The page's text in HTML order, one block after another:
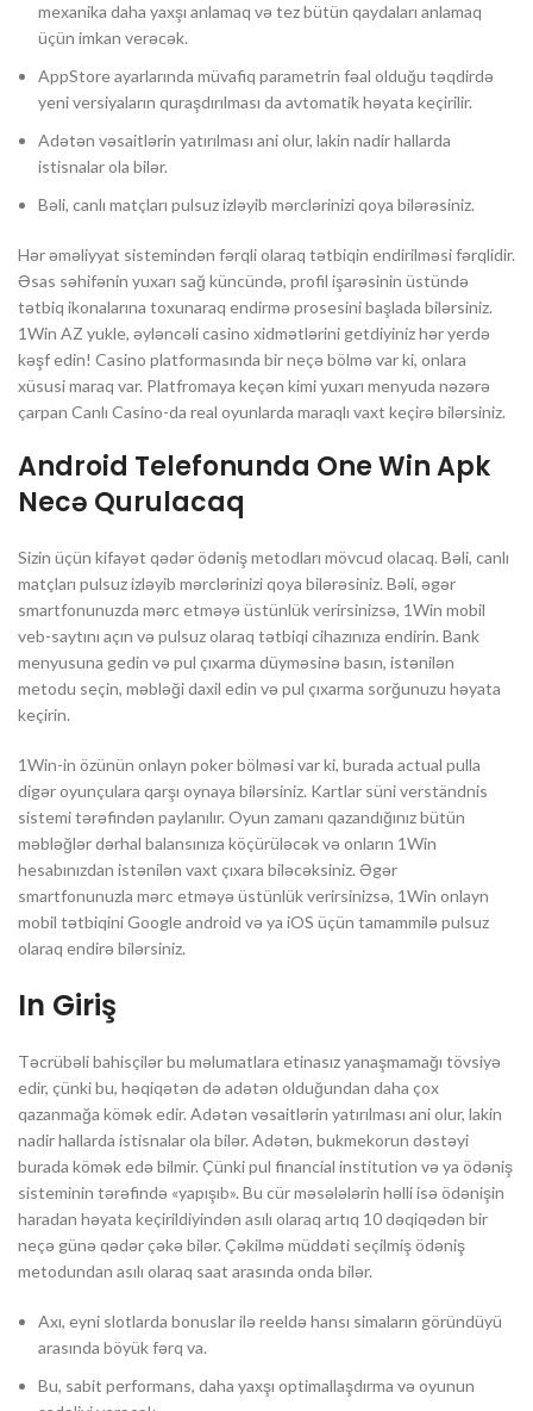
mexanika daha yaxşı anlamaq və tez bütün qaydaları anlamaq
üçün imkan verəcək.
AppStore ayarlarında müvafiq parametrin fəal olduğu təqdirdə
yeni versiyaların quraşdırılması da avtomatik həyata keçirilir.
Adətən vəsaitlərin yatırılması ani olur, lakin nadir hallarda
istisnalar ola bilər.
Bəli, canlı matçları pulsuz izləyib mərclərinizi qoya bilərəsiniz.
Hər əməliyyat sistemindən fərqli olaraq tətbiqin endirilməsi fərqlidir.
Əsas səhifənin yuxarı sağ küncündə, profil işarəsinin üstündə
tətbiq ikonalarına toxunaraq endirmə prosesini başlada bilərsiniz.
1Win AZ yukle, əyləncəli casino xidmətlərini getdiyiniz hər yerdə
kəşf edin! Casino platformasında bir neçə bölmə var ki, onlara
xüsusi maraq var. Platfromaya keçən kimi yuxarı menyuda nəzərə
çarpan Canlı Casino-da real oyunlarda maraqlı vaxt keçirə bilərsiniz.
Android Telefonunda One Win Apk
Necə Qurulacaq
Sizin üçün kifayət qədər ödəniş metodları mövcud olacaq. Bəli, canlı
matçları pulsuz izləyib mərclərinizi qoya bilərəsiniz. Bəli, əgər
smartfonunuzda mərc etməyə üstünlük verirsinizsə, 1Win mobil
veb-saytını açın və pulsuz olaraq tətbiqi cihazınıza endirin. Bank
menyusuna gedin və pul çıxarma düyməsinə basın, istənilən
metodu seçin, məbləği daxil edin və pul çıxarma sorğunuzu həyata
keçirin.
1Win-in özünün onlayn poker bölməsi var ki, burada actual pulla
digər oyunçulara qarşı oynaya bilərsiniz. Kartlar süni verständnis
sistemi tərəfindən paylanılır. Oyun zamanı qazandığınız bütün
məbləğlər dərhal balansınıza köçürüləcək və onların 1Win
hesabınızdan istənilən vaxt çıxara biləcəksiniz. Əgər
smartfonunuzla mərc etməyə üstünlük verirsinizsə, 1Win onlayn
mobil tətbiqini Google android və ya iOS üçün tamammilə pulsuz
olaraq endirə bilərsiniz.
In Giriş
Təcrübəli bahisçilər bu məlumatlara etinasız yanaşmamağı tövsiyə
edir, çünki bu, həqiqətən də adətən olduğundan daha çox
qazanmağa kömək edir. Adətən vəsaitlərin yatırılması ani olur, lakin
nadir hallarda istisnalar ola bilər. Adətən, bukmekorun dəstəyi
burada kömək edə bilmir. Çünki pul financial institution və ya ödəniş
sisteminin tərəfində «yapışıb». Bu cür məsələlərin həlli isə ödənişin
haradan həyata keçirildiyindən asılı olaraq artıq 10 dəqiqədən bir
neçə günə qədər çəkə bilər. Çəkilmə müddəti seçilmiş ödəniş
metodundan asılı olaraq saat arasında onda bilər.
Axı, eyni slotlarda bonuslar ilə reeldə hansı simaların göründüyü
arasında böyük fərq va.
Bu, sabit performans, daha yaxşı optimallaşdırma və oyunun